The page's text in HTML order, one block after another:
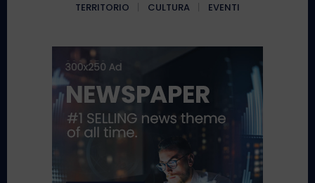
TERRITORIO
CULTURA EVENTI